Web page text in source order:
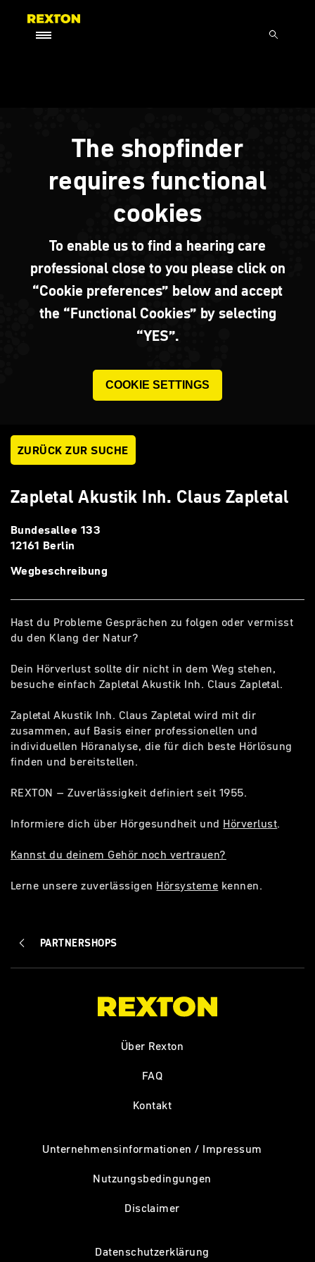
ZURÜCK ZUR SUCHE
Zapletal Akustik Inh. Claus Zapletal
Bundesallee 133
12161 Berlin
Wegbeschreibung
Hast du Probleme Gesprächen zu folgen oder vermisst
du den Klang der Natur?
Dein Hörverlust sollte dir nicht in dem Weg stehen,
besuche einfach Zapletal Akustik Inh. Claus Zapletal.
Zapletal Akustik Inh. Claus Zapletal wird mit dir
zusammen, auf Basis einer professionellen und
individuellen Höranalyse, die für dich beste Hörlösung
finden und bereitstellen.
REXTON – Zuverlässigkeit definiert seit 1955.
Informiere dich über Hörgesundheit und Hörverlust.
Kannst du deinem Gehör noch vertrauen?
Lerne unsere zuverlässigen Hörsysteme kennen.
The shopfinder
requires functional
cookies
To enable us to find a hearing care
professional close to you please click on
“Cookie preferences” below and accept
the “Functional Cookies” by selecting
“YES”.
COOKIE SETTINGS
PARTNERSHOPS
Über Rexton
FAQ
Kontakt
Unternehmensinformationen / Impressum
Nutzungsbedingungen
Disclaimer
Datenschutzerklärung